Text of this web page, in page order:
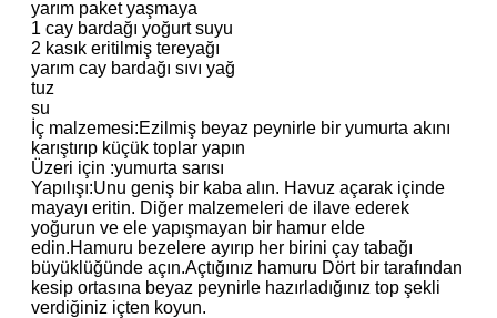
yarım paket yaşmaya
1 cay bardağı yoğurt suyu
2 kasık eritilmiş tereyağı
yarım cay bardağı sıvı yağ
tuz
su
İç malzemesi:Ezilmiş beyaz peynirle bir yumurta akını
karıştırıp küçük toplar yapın
Üzeri için :yumurta sarısı
Yapılışı:Unu geniş bir kaba alın. Havuz açarak içinde
mayayı eritin. Diğer malzemeleri de ilave ederek
yoğurun ve ele yapışmayan bir hamur elde
edin.Hamuru bezelere ayırıp her birini çay tabağı
büyüklüğünde açın.Açtığınız hamuru Dört bir tarafından
kesip ortasına beyaz peynirle hazırladığınız top şekli
verdiğiniz içten koyun.